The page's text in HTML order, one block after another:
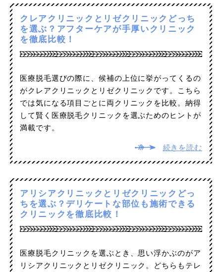
クレアクリニックとリゼクリニックどっち
を選ぶ？アフターケアが手厚いクリニック
を徹底比較！
医療脱毛選びの際に、候補の上位に挙がってくるの
がクレアクリニックとリゼクリニックです。こちら
では気になる項目ごとに両クリニックを比較。納得
して賢く医療脱毛クリニックを選ぶためのヒントが
満載です。
続きを読む
アリシアクリニックとリゼクリニックどっ
ちを選ぶ？デリケートな部位も施術できる
クリニックを徹底比較！
医療脱毛クリニックを選ぶとき、思い浮かぶのがア
リシアクリニックとリゼクリニック。どちらもテレ